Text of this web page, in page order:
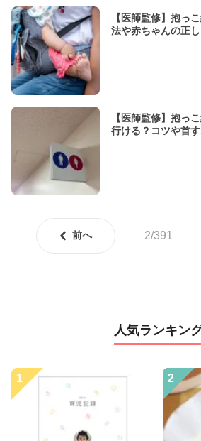
【医師監修】抱っ
法や赤ちゃんの正
【医師監修】抱っ
行ける？コツや首
前へ 2/391
人気ランキン
1 2